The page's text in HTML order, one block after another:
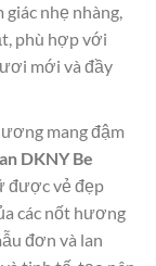
nhẹ nhàng,
phù hợp với
mới và đầy
mang đậm
DKNY Be
được vẻ đẹp
các nốt hương
đơn và lan